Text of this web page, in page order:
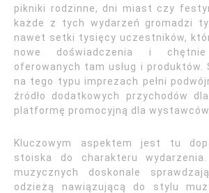
pikniki rodzinne, dni miast czy
każde z tych wydarzeń gromadzi
nawet setki tysięcy uczestników,
nowe doświadczenia i
oferowanych tam usług i produktów.
na tego typu imprezach pełni
źródło dodatkowych przychodów
platformę promocyjną dla wystawców.
Kluczowym aspektem jest tu
stoiska do charakteru
muzycznych doskonale
odzieżą nawiązującą do stylu